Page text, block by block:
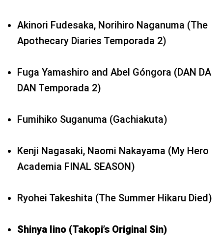
Akinori Fudesaka, Norihiro Naganuma (The
Apothecary Diaries Temporada 2)
Fuga Yamashiro and Abel Góngora (DAN DA
DAN Temporada 2)
Fumihiko Suganuma (Gachiakuta)
Kenji Nagasaki, Naomi Nakayama (My Hero
Academia FINAL SEASON)
Ryohei Takeshita (The Summer Hikaru Died)
Shinya Iino (Takopi’s Original Sin)